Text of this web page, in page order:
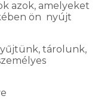
azok, amelyeket
ön nyújt
tárolunk,